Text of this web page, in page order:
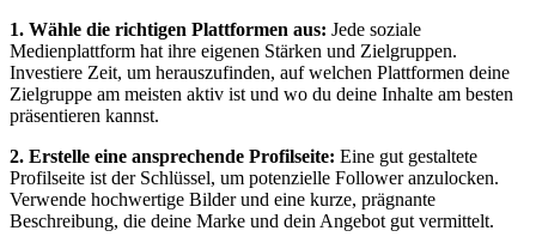
1. Wähle die richtigen Plattformen aus: Jede soziale
Medienplattform hat ihre eigenen Stärken und Zielgruppen.
Investiere Zeit, um herauszufinden, auf welchen Plattformen deine
Zielgruppe am meisten aktiv ist und wo du deine Inhalte am besten
präsentieren kannst.
2. Erstelle eine ansprechende Profilseite: Eine gut gestaltete
Profilseite ist der Schlüssel, um potenzielle Follower anzulocken.
Verwende hochwertige Bilder und eine kurze, prägnante
Beschreibung, die deine Marke und dein Angebot gut vermittelt.